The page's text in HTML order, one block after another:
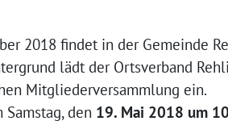
2018 findet in der Gemeinde
lädt der Ortsverband
Mitgliederversammlung ein.
den 19. Mai 2018 um